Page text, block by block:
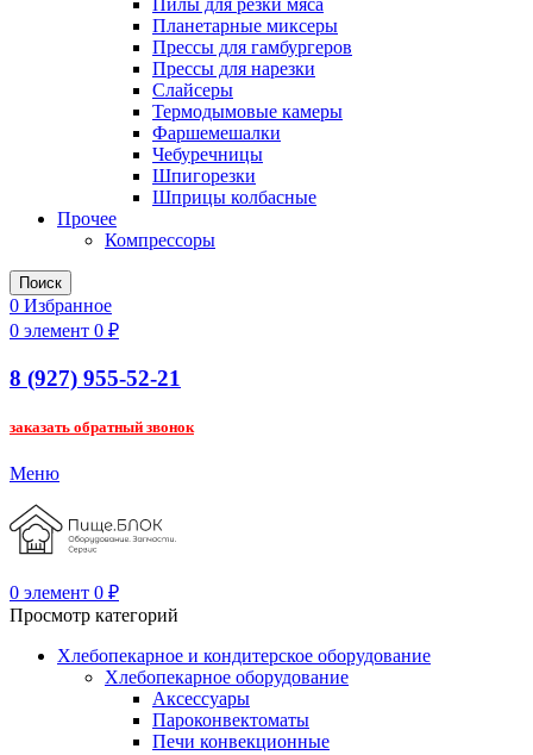
Планетарные миксеры
Прессы для гамбургеров
Прессы для нарезки
Слайсеры
Термодымовые камеры
Фаршемешалки
Чебуречницы
Шпигорезки
Шприцы колбасные
Прочее
Компрессоры
Поиск
0 Избранное
0 элемент 0 ₽
8 (927) 955-52-21
заказать обратный звонок
Меню
0 элемент 0 ₽
Просмотр категорий
Хлебопекарное и кондитерское оборудование
Хлебопекарное оборудование
Аксессуары
Пароконвектоматы
Печи конвекционные